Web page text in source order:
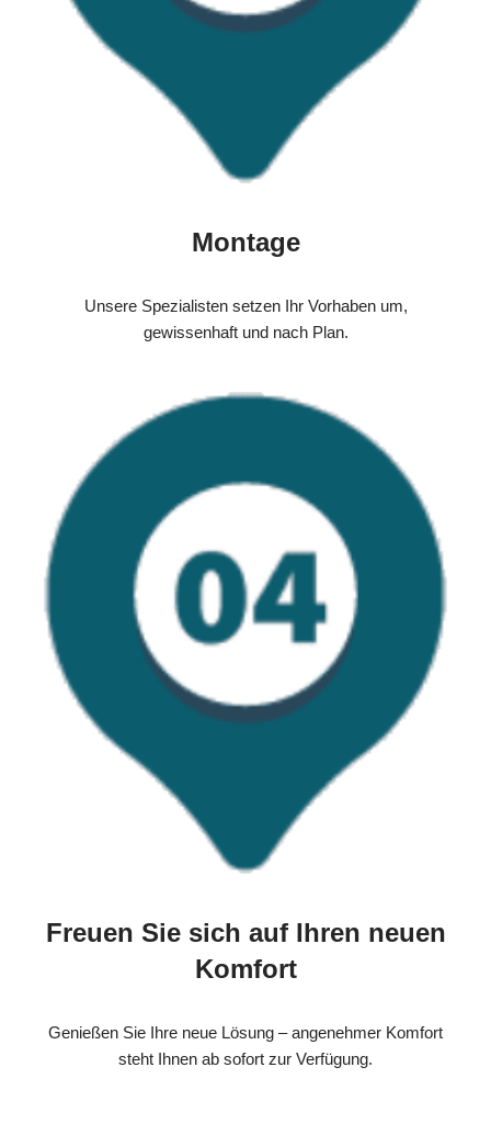
Montage
Unsere Spezialisten setzen Ihr Vorhaben um,
gewissenhaft und nach Plan.
Freuen Sie sich auf Ihren neuen
Komfort
Genießen Sie Ihre neue Lösung – angenehmer Komfort
steht Ihnen ab sofort zur Verfügung.